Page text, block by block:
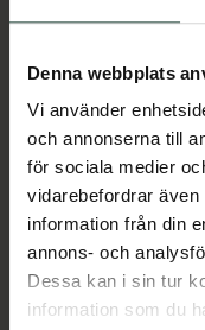
Denna webbplats
Vi använder
och annonserna till
för sociala medier
vidarebefordrar
information från din
annons- och
Dessa kan i sin tur
information som du
Jag
Aktuella
Beskrivning
Jämförpris